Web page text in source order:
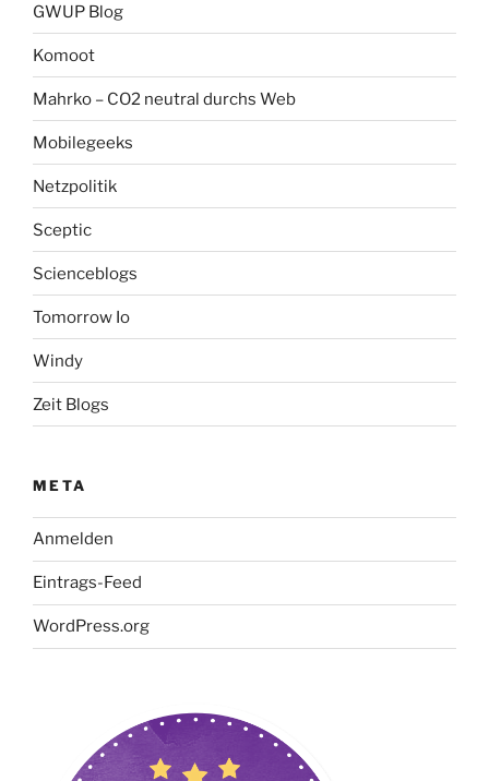
GWUP Blog
Komoot
Mahrko – CO2 neutral durchs Web
Mobilegeeks
Netzpolitik
Sceptic
Scienceblogs
Tomorrow Io
Windy
Zeit Blogs
META
Anmelden
Eintrags-Feed
WordPress.org